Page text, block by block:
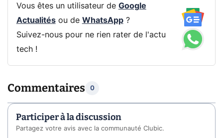
Vous êtes un utilisateur de Google
Actualitésou de WhatsApp?
Suivez-nous pour ne rien rater de l'actu
tech !
Commentaires 0
Participer à la discussion
Partagez votre avis avec la communauté Clubic.